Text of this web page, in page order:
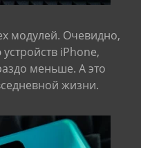
модулей. Очевидно,
iPhone,
меньше. А это
жизни.